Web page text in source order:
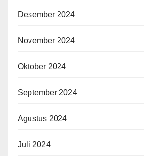
Desember 2024
November 2024
Oktober 2024
September 2024
Agustus 2024
Juli 2024